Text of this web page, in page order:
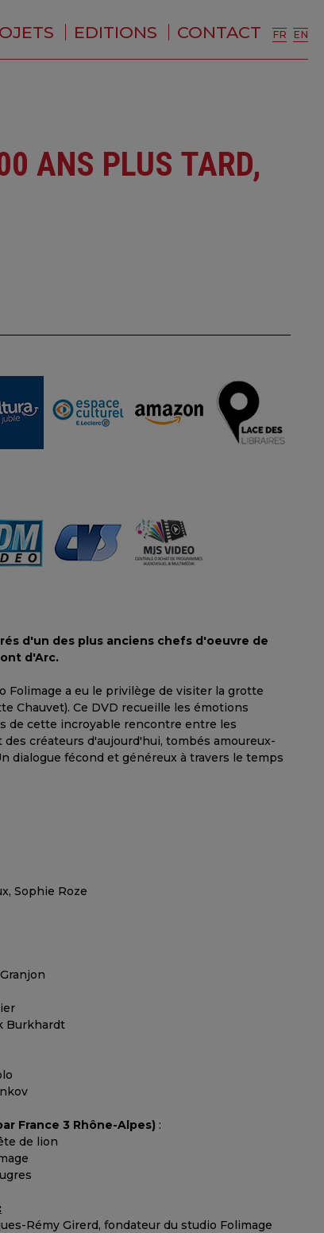
EDITIONS CONTACT FR EN
ANS PLUS TARD,
d'un des plus anciens chefs d'oeuvre de
d'Arc.
Folimage a eu le privilège de visiter la grotte
Chauvet). Ce DVD recueille les émotions
de cette incroyable rencontre entre les
créateurs d'aujourd'hui, tombés amoureux-
dialogue fécond et généreux à travers le temps
Sophie Roze
Burkhardt
France 3 Rhône-Alpes) :
de lion
Rémy Girerd, fondateur du studio Folimage